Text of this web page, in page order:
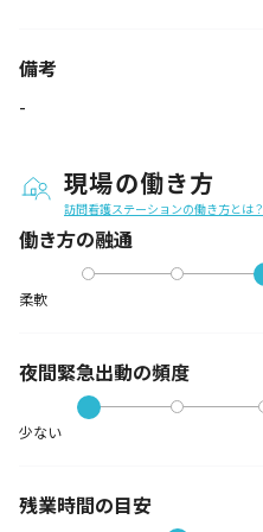
備考
-
現場の働き方
訪問看護ステーションの働き方とは？
働き方の融通
柔軟
夜間緊急出動の頻度
少ない
残業時間の目安